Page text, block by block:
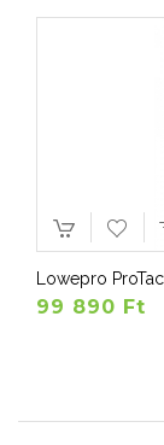
Lowepro
99 890 Ft